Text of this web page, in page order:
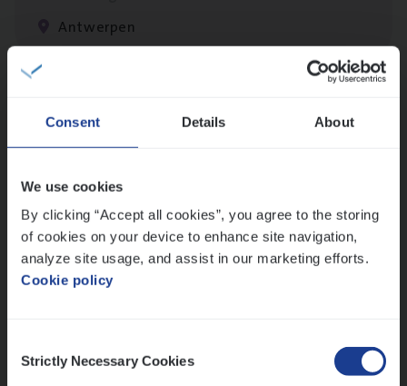
Consent Details About
We use cookies
By clicking “Accept all cookies”, you agree to the storing
of cookies on your device to enhance site navigation,
analyze site usage, and assist in our marketing efforts.
Cookie policy
Selection
Strictly Necessary Cookies
Antwerpen
Lees onze verhalen
Meer dan collega’s: hoe Julie en Aurélie elkaar
Mathias houdt van diepgaande dossiers én droge
humor
Thalia zoekt graag oplossingen, in games én op het
werk
Ons sollicitatieproces